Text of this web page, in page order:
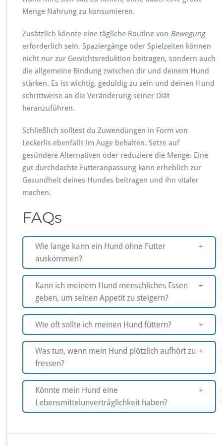
Menge Nahrung zu konsumieren.
Zusätzlich könnte eine tägliche Routine von Bewegung
erforderlich sein. Spaziergänge oder Spielzeiten können
nicht nur zur Gewichtsreduktion beitragen, sondern auch
die allgemeine Bindung zwischen dir und deinem Hund
stärken. Es ist wichtig, geduldig zu sein und deinen Hund
schrittweise an die Veränderung seiner Diät
heranzuführen.
Schließlich solltest du Zuwendungen in Form von
Leckerlis ebenfalls im Auge behalten. Setze auf
gesündere Alternativen oder reduziere die Menge. Eine
gut durchdachte Futteranpassung kann erheblich zur
Gesundheit deines Hundes beitragen und ihn vitaler
machen.
FAQs
Wie lange kann ein Hund ohne Futter
auskommen?
Kann ich meinem Hund menschliches Essen
geben, um seinen Appetit zu steigern?
Wie oft sollte ich meinen Hund füttern?
Was tun, wenn mein Hund plötzlich aufhört zu
fressen?
Könnte mein Hund eine
Lebensmittelunverträglichkeit haben?